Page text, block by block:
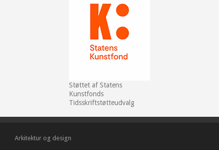
Støttet af Statens
Kunstfonds
Tidsskriftstøtteudvalg
Arkitektur og design